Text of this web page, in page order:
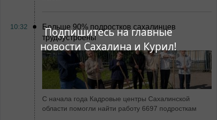
Подпишитесь на главные
новости Сахалина и Курил!
10:32
Больше 90% подростков сахалинцев
трудоустроены
С начала года Кадровые центры Сахалинской
области помогли найти работу 6697 подросткам